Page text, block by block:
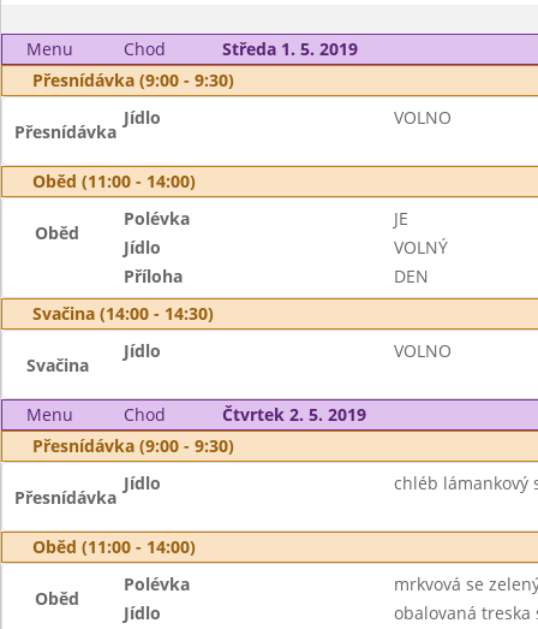
Menu Chod
Středa 1. 5. 2019
Přesnídávka (9:00 - 9:30)
Přesnídávka
Jídlo VOLNO
Oběd (11:00 - 14:00)
Oběd
Polévka
JE
Jídlo
VOLNÝ
Příloha
DEN
Svačina (14:00 - 14:30)
Svačina
Jídlo VOLNO
Menu Chod
Čtvrtek 2. 5. 2019
Přesnídávka (9:00 - 9:30)
Přesnídávka
Jídlo chléb lámankový
Oběd (11:00 - 14:00)
Oběd
Polévka
mrkvová se
Jídlo
obalovaná treska